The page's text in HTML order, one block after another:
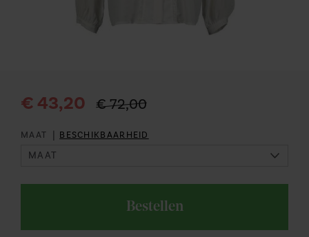
€ 43,20 € 72,00
MAAT | BESCHIKBAARHEID
Bestellen